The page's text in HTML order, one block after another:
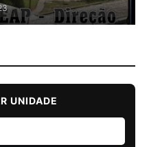
UNIDADE